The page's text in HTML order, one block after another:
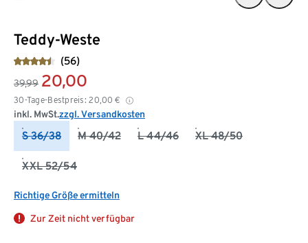
Teddy-Weste
(56)
39,99 20,00
30-Tage-Bestpreis: 20,00 €
inkl. MwSt.zzgl. Versandkosten
S 36/38 M 40/42 L 44/46 XL 48/50
XXL 52/54
Richtige Größe ermitteln
Zur Zeit nicht verfügbar